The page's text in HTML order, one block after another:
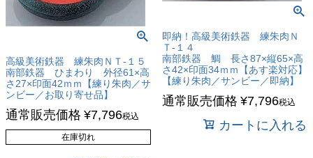
高級美術鉄器 練朱肉ＮＴ-１５
南部鉄器 ひまわり 外径61×高
さ27×印面42ｍｍ【練り朱肉／サ
ンビー／お取り寄せ品】
通常販売価格 ¥7,796税込
在庫切れ
即納！高級美術鉄器 練朱肉Ｎ
Ｔ-１４
南部鉄器 鯛 長さ87×縦65×高
さ42×印面34ｍｍ【あす楽対応】
【練り朱肉／サンビー／即納】
通常販売価格 ¥7,796税込
カートに入れる